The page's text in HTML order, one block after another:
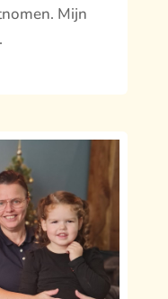
Mijn